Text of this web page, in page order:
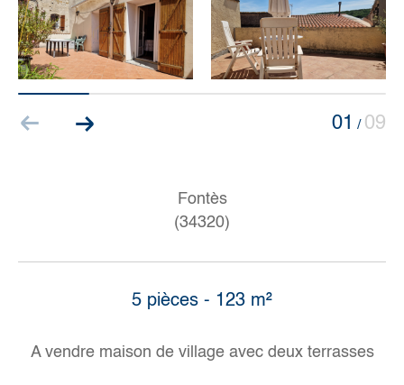
01 / 09
Fontès
(34320)
5 pièces - 123 m²
A vendre maison de village avec deux terrasses